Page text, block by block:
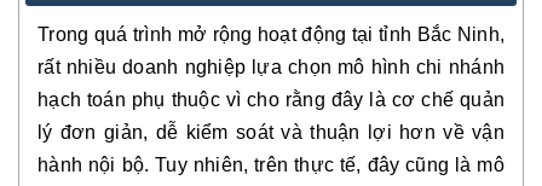
Trong quá trình mở rộng hoạt động tại tỉnh Bắc Ninh,
rất nhiều doanh nghiệp lựa chọn mô hình chi nhánh
hạch toán phụ thuộc vì cho rằng đây là cơ chế quản
lý đơn giản, dễ kiểm soát và thuận lợi hơn về vận
hành nội bộ. Tuy nhiên, trên thực tế, đây cũng là mô